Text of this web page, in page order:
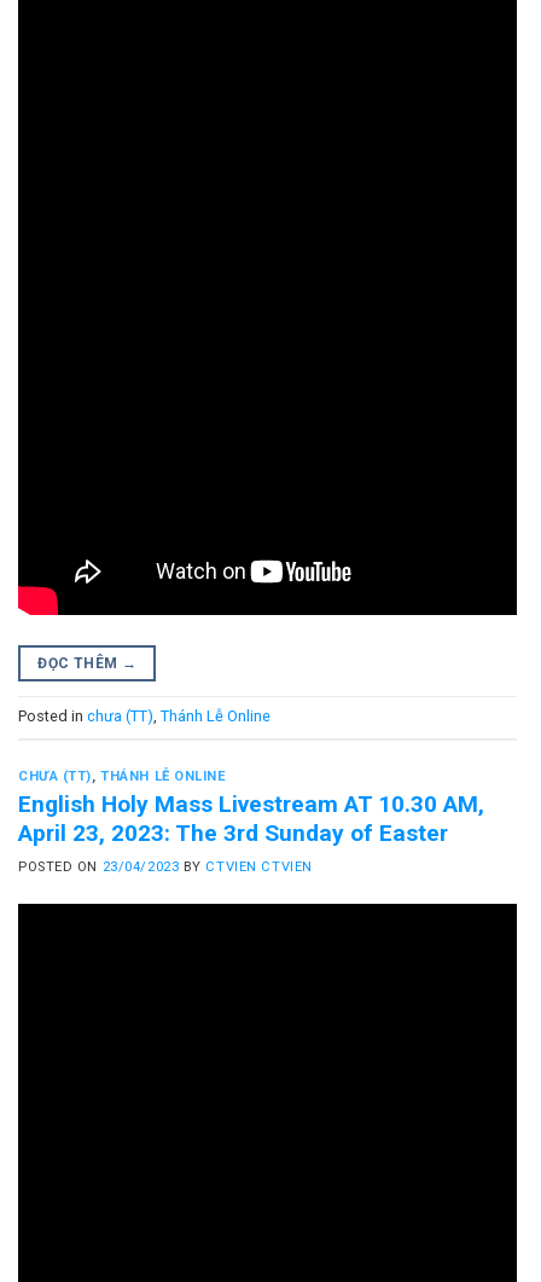
ĐỌC THÊM →
Posted in chưa (TT), Thánh Lễ Online
CHƯA (TT),THÁNH LỄ ONLINE
English Holy Mass Livestream AT 10.30 AM,
April 23, 2023: The 3rd Sunday of Easter
POSTED ON 23/04/2023 BY CTVIEN CTVIEN